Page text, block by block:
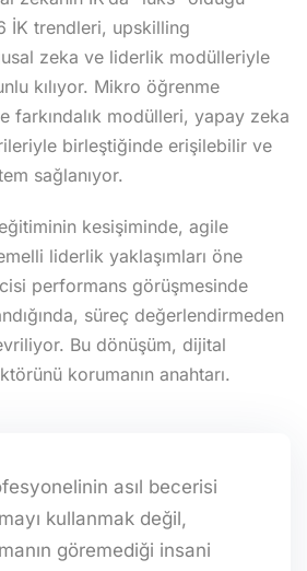
İK trendleri, upskilling
zeka ve liderlik modülleriyle
kılıyor. Mikro öğrenme
farkındalık modülleri, yapay zeka
birleştiğinde erişilebilir ve
sağlanıyor.
kesişiminde, agile
liderlik yaklaşımları öne
performans görüşmesinde
süreç değerlendirmeden
Bu dönüşüm, dijital
korumanın anahtarı.
asıl becerisi
kullanmak değil,
göremediği insani